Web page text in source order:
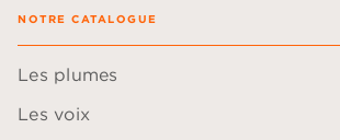
NOTRE CATALOGUE
Les plumes
Les voix